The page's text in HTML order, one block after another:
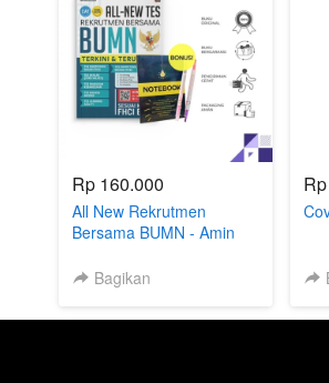
Rp 160.000
All New Rekrutmen
Bersama BUMN - Amin
Bukukaluku Smart
Bagikan